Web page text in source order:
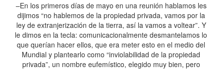
–En los primeros días de mayo en una reunión hablamos les
dijimos “no hablemos de la propiedad privada, vamos por la
ley de extranjerización de la tierra, así la vamos a voltear”. Y
le dimos en la tecla: comunicacionalmente desmantelamos lo
que querían hacer ellos, que era meter esto en el medio del
Mundial y plantearlo como “inviolabilidad de la propiedad
privada”, un nombre eufemístico, elegido muy bien, pero